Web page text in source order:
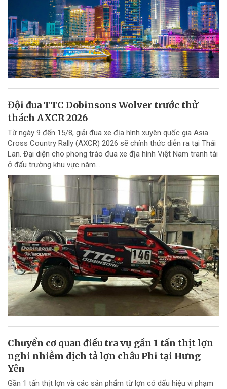
Đội đua TTC Dobinsons Wolver trước thử
thách AXCR 2026
Từ ngày 9 đến 15/8, giải đua xe địa hình xuyên quốc gia Asia
Cross Country Rally (AXCR) 2026 sẽ chính thức diễn ra tại Thái
Lan. Đại diện cho phong trào đua xe địa hình Việt Nam tranh tài
ở đấu trường khu vực năm...
Chuyển cơ quan điều tra vụ gần 1 tấn thịt lợn
nghi nhiễm dịch tả lợn châu Phi tại Hưng
Yên
Gần 1 tấn thịt lợn và các sản phẩm từ lợn có dấu hiệu vi phạm